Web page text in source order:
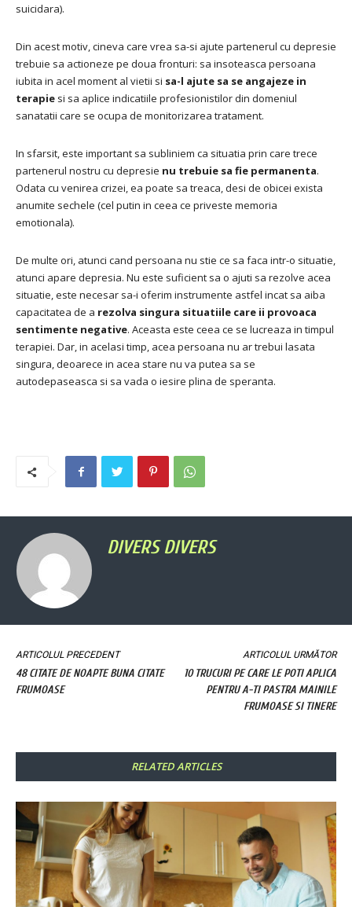
suicidara).
Din acest motiv, cineva care vrea sa-si ajute partenerul cu depresie
trebuie sa actioneze pe doua fronturi: sa insoteasca persoana
iubita in acel moment al vietii si sa-l ajute sa se angajeze in
terapie si sa aplice indicatiile profesionistilor din domeniul
sanatatii care se ocupa de monitorizarea tratament.
In sfarsit, este important sa subliniem ca situatia prin care trece
partenerul nostru cu depresie nu trebuie sa fie permanenta.
Odata cu venirea crizei, ea poate sa treaca, desi de obicei exista
anumite sechele (cel putin in ceea ce priveste memoria
emotionala).
De multe ori, atunci cand persoana nu stie ce sa faca intr-o situatie,
atunci apare depresia. Nu este suficient sa o ajuti sa rezolve acea
situatie, este necesar sa-i oferim instrumente astfel incat sa aiba
capacitatea de a rezolva singura situatiile care ii provoaca
sentimente negative. Aceasta este ceea ce se lucreaza in timpul
terapiei. Dar, in acelasi timp, acea persoana nu ar trebui lasata
singura, deoarece in acea stare nu va putea sa se
autodepaseasca si sa vada o iesire plina de speranta.
DIVERS DIVERS
ARTICOLUL PRECEDENT
48 CITATE DE NOAPTE BUNA CITATE
FRUMOASE
ARTICOLUL URMĂTOR
10 TRUCURI PE CARE LE POTI APLICA
PENTRU A-TI PASTRA MAINILE
FRUMOASE SI TINERE
RELATED ARTICLES